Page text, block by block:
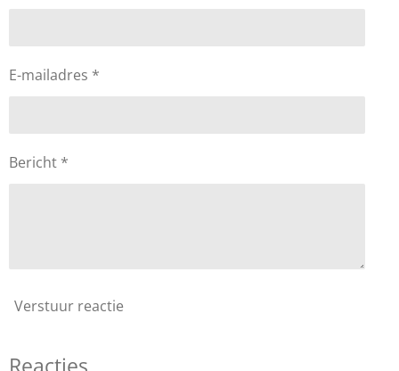
E-mailadres *
Bericht *
Verstuur reactie